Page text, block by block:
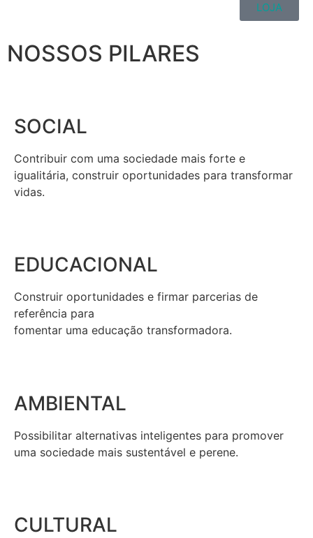
LOJA
NOSSOS PILARES
SOCIAL
Contribuir com uma sociedade mais forte e
igualitária, construir oportunidades para transformar
vidas.
EDUCACIONAL
Construir oportunidades e firmar parcerias de
referência para
fomentar uma educação transformadora.
AMBIENTAL
Possibilitar alternativas inteligentes para promover
uma sociedade mais sustentável e perene.
CULTURAL